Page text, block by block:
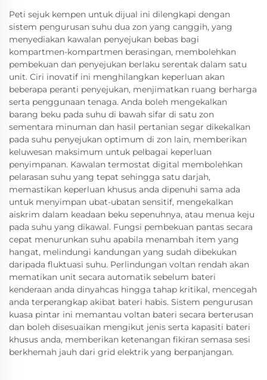
Peti sejuk kempen untuk dijual ini dilengkapi dengan
sistem pengurusan suhu dua zon yang canggih, yang
menyediakan kawalan penyejukan bebas bagi
kompartmen-kompartmen berasingan, membolehkan
pembekuan dan penyejukan berlaku serentak dalam satu
unit. Ciri inovatif ini menghilangkan keperluan akan
beberapa peranti penyejukan, menjimatkan ruang berharga
serta penggunaan tenaga. Anda boleh mengekalkan
barang beku pada suhu di bawah sifar di satu zon
sementara minuman dan hasil pertanian segar dikekalkan
pada suhu penyejukan optimum di zon lain, memberikan
keluwesan maksimum untuk pelbagai keperluan
penyimpanan. Kawalan termostat digital membolehkan
pelarasan suhu yang tepat sehingga satu darjah,
memastikan keperluan khusus anda dipenuhi sama ada
untuk menyimpan ubat-ubatan sensitif, mengekalkan
aiskrim dalam keadaan beku sepenuhnya, atau menua keju
pada suhu yang dikawal. Fungsi pembekuan pantas secara
cepat menurunkan suhu apabila menambah item yang
hangat, melindungi kandungan yang sudah dibekukan
daripada fluktuasi suhu. Perlindungan voltan rendah akan
mematikan unit secara automatik sebelum bateri
kenderaan anda dinyahcas hingga tahap kritikal, mencegah
anda terperangkap akibat bateri habis. Sistem pengurusan
kuasa pintar ini memantau voltan bateri secara berterusan
dan boleh disesuaikan mengikut jenis serta kapasiti bateri
khusus anda, memberikan ketenangan fikiran semasa sesi
berkhemah jauh dari grid elektrik yang berpanjangan.